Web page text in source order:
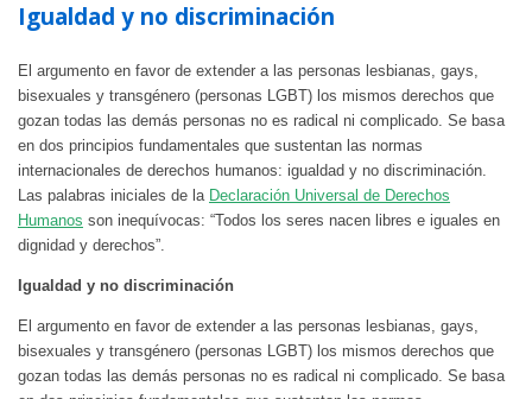
Igualdad y no discriminación
El argumento en favor de extender a las personas lesbianas, gays,
bisexuales y transgénero (personas LGBT) los mismos derechos que
gozan todas las demás personas no es radical ni complicado. Se basa
en dos principios fundamentales que sustentan las normas
internacionales de derechos humanos: igualdad y no discriminación.
Las palabras iniciales de la Declaración Universal de Derechos
Humanos son inequívocas: “Todos los seres nacen libres e iguales en
dignidad y derechos”.
Igualdad y no discriminación
El argumento en favor de extender a las personas lesbianas, gays,
bisexuales y transgénero (personas LGBT) los mismos derechos que
gozan todas las demás personas no es radical ni complicado. Se basa